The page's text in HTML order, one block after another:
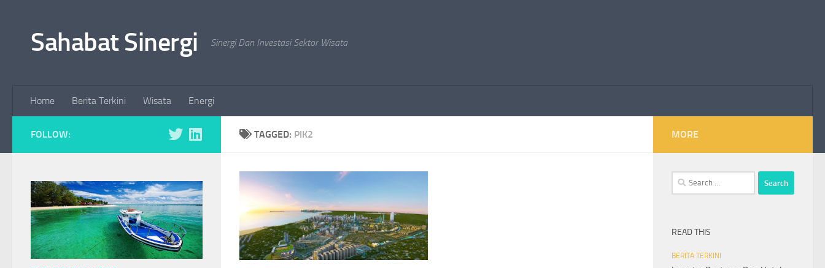
Sahabat Sinergi Sinergi Dan Investasi Sektor Wisata
Home Berita Terkini Wisata Energi
TAGGED: PIK2
FOLLOW: MORE
Search
for:
READ THIS
BERITA TERKINI